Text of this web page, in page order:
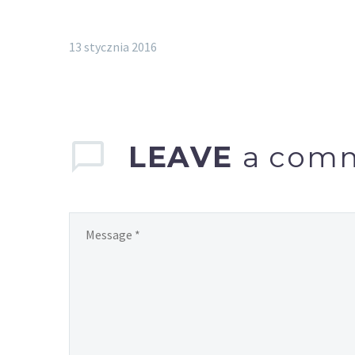
13 stycznia 2016
LEAVE a